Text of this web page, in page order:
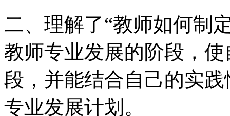
二、理解了“教师如何制
教师专业发展的阶段，
段，并能结合自己的实
专业发展计划。